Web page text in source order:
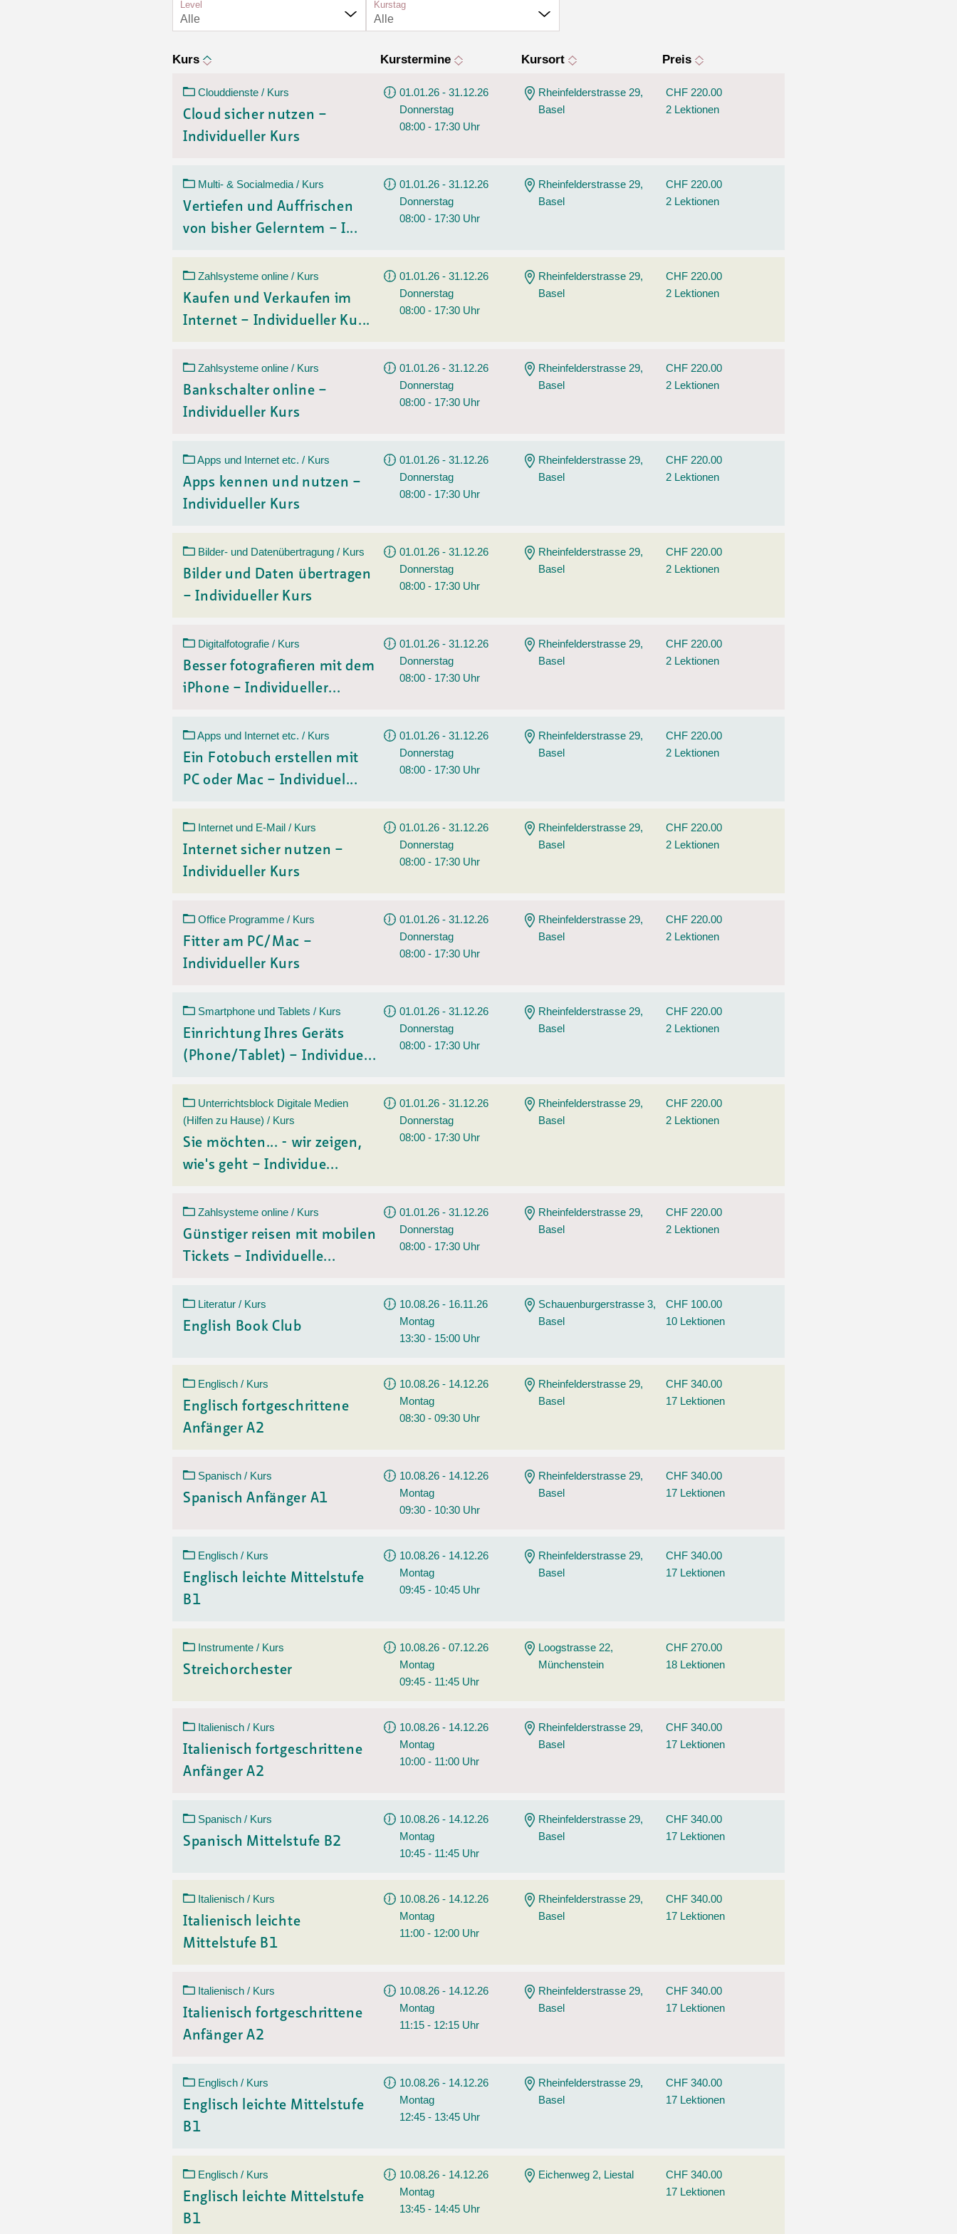
Altersstrategien und Leitbilder
Beratung und Begegnung
Privatstunden und Support
Level
Alle
Kurstag
Alle
Kurs Kurstermine Kursort Preis
Clouddienste / Kurs
Cloud sicher nutzen –
Individueller Kurs
01.01.26 - 31.12.26
Donnerstag
08:00 - 17:30 Uhr
Rheinfelderstrasse 29,
Basel
CHF 220.00
2 Lektionen
Multi- & Socialmedia / Kurs
Vertiefen und Auffrischen
von bisher Gelerntem – I...
01.01.26 - 31.12.26
Donnerstag
08:00 - 17:30 Uhr
Rheinfelderstrasse 29,
Basel
CHF 220.00
2 Lektionen
Zahlsysteme online / Kurs
Kaufen und Verkaufen im
Internet – Individueller Ku...
01.01.26 - 31.12.26
Donnerstag
08:00 - 17:30 Uhr
Rheinfelderstrasse 29,
Basel
CHF 220.00
2 Lektionen
Zahlsysteme online / Kurs
Bankschalter online –
Individueller Kurs
01.01.26 - 31.12.26
Donnerstag
08:00 - 17:30 Uhr
Rheinfelderstrasse 29,
Basel
CHF 220.00
2 Lektionen
Apps und Internet etc. / Kurs
Apps kennen und nutzen –
Individueller Kurs
01.01.26 - 31.12.26
Donnerstag
08:00 - 17:30 Uhr
Rheinfelderstrasse 29,
Basel
CHF 220.00
2 Lektionen
Bilder- und Datenübertragung / Kurs
Bilder und Daten übertragen
– Individueller Kurs
01.01.26 - 31.12.26
Donnerstag
08:00 - 17:30 Uhr
Rheinfelderstrasse 29,
Basel
CHF 220.00
2 Lektionen
Digitalfotografie / Kurs
Besser fotografieren mit dem
iPhone – Individueller...
01.01.26 - 31.12.26
Donnerstag
08:00 - 17:30 Uhr
Rheinfelderstrasse 29,
Basel
CHF 220.00
2 Lektionen
Apps und Internet etc. / Kurs
Ein Fotobuch erstellen mit
PC oder Mac – Individuel...
01.01.26 - 31.12.26
Donnerstag
08:00 - 17:30 Uhr
Rheinfelderstrasse 29,
Basel
CHF 220.00
2 Lektionen
Internet und E-Mail / Kurs
Internet sicher nutzen –
Individueller Kurs
01.01.26 - 31.12.26
Donnerstag
08:00 - 17:30 Uhr
Rheinfelderstrasse 29,
Basel
CHF 220.00
2 Lektionen
Office Programme / Kurs
Fitter am PC/Mac –
Individueller Kurs
01.01.26 - 31.12.26
Donnerstag
08:00 - 17:30 Uhr
Rheinfelderstrasse 29,
Basel
CHF 220.00
2 Lektionen
Smartphone und Tablets / Kurs
Einrichtung Ihres Geräts
(Phone/Tablet) – Individue...
01.01.26 - 31.12.26
Donnerstag
08:00 - 17:30 Uhr
Rheinfelderstrasse 29,
Basel
CHF 220.00
2 Lektionen
Unterrichtsblock Digitale Medien
(Hilfen zu Hause) / Kurs
Sie möchten... - wir zeigen,
wie's geht – Individue...
01.01.26 - 31.12.26
Donnerstag
08:00 - 17:30 Uhr
Rheinfelderstrasse 29,
Basel
CHF 220.00
2 Lektionen
Zahlsysteme online / Kurs
Günstiger reisen mit mobilen
Tickets – Individuelle...
01.01.26 - 31.12.26
Donnerstag
08:00 - 17:30 Uhr
Rheinfelderstrasse 29,
Basel
CHF 220.00
2 Lektionen
Literatur / Kurs
English Book Club
10.08.26 - 16.11.26
Montag
13:30 - 15:00 Uhr
Schauenburgerstrasse 3,
Basel
CHF 100.00
10 Lektionen
Englisch / Kurs
Englisch fortgeschrittene
Anfänger A2
10.08.26 - 14.12.26
Montag
08:30 - 09:30 Uhr
Rheinfelderstrasse 29,
Basel
CHF 340.00
17 Lektionen
Spanisch / Kurs
Spanisch Anfänger A1
10.08.26 - 14.12.26
Montag
09:30 - 10:30 Uhr
Rheinfelderstrasse 29,
Basel
CHF 340.00
17 Lektionen
Englisch / Kurs
Englisch leichte Mittelstufe
B1
10.08.26 - 14.12.26
Montag
09:45 - 10:45 Uhr
Rheinfelderstrasse 29,
Basel
CHF 340.00
17 Lektionen
Instrumente / Kurs
Streichorchester
10.08.26 - 07.12.26
Montag
09:45 - 11:45 Uhr
Loogstrasse 22,
Münchenstein
CHF 270.00
18 Lektionen
Italienisch / Kurs
Italienisch fortgeschrittene
Anfänger A2
10.08.26 - 14.12.26
Montag
10:00 - 11:00 Uhr
Rheinfelderstrasse 29,
Basel
CHF 340.00
17 Lektionen
Spanisch / Kurs
Spanisch Mittelstufe B2
10.08.26 - 14.12.26
Montag
10:45 - 11:45 Uhr
Rheinfelderstrasse 29,
Basel
CHF 340.00
17 Lektionen
Italienisch / Kurs
Italienisch leichte
Mittelstufe B1
10.08.26 - 14.12.26
Montag
11:00 - 12:00 Uhr
Rheinfelderstrasse 29,
Basel
CHF 340.00
17 Lektionen
Italienisch / Kurs
Italienisch fortgeschrittene
Anfänger A2
10.08.26 - 14.12.26
Montag
11:15 - 12:15 Uhr
Rheinfelderstrasse 29,
Basel
CHF 340.00
17 Lektionen
Englisch / Kurs
Englisch leichte Mittelstufe
B1
10.08.26 - 14.12.26
Montag
12:45 - 13:45 Uhr
Rheinfelderstrasse 29,
Basel
CHF 340.00
17 Lektionen
Englisch / Kurs
Englisch leichte Mittelstufe
B1
10.08.26 - 14.12.26
Montag
13:45 - 14:45 Uhr
Eichenweg 2, Liestal
CHF 340.00
17 Lektionen